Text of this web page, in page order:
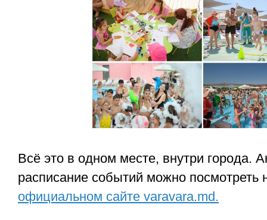
Всё это в одном месте, внутри города.
расписание событий можно посмотреть
официальном сайте varavara.md.